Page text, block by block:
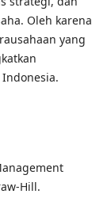
Oleh karena
yang
Hill.